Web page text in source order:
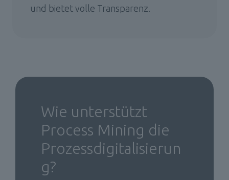
und bietet volle Transparenz.
Wie unterstützt
Process Mining die
Prozessdigitalisierun
g?